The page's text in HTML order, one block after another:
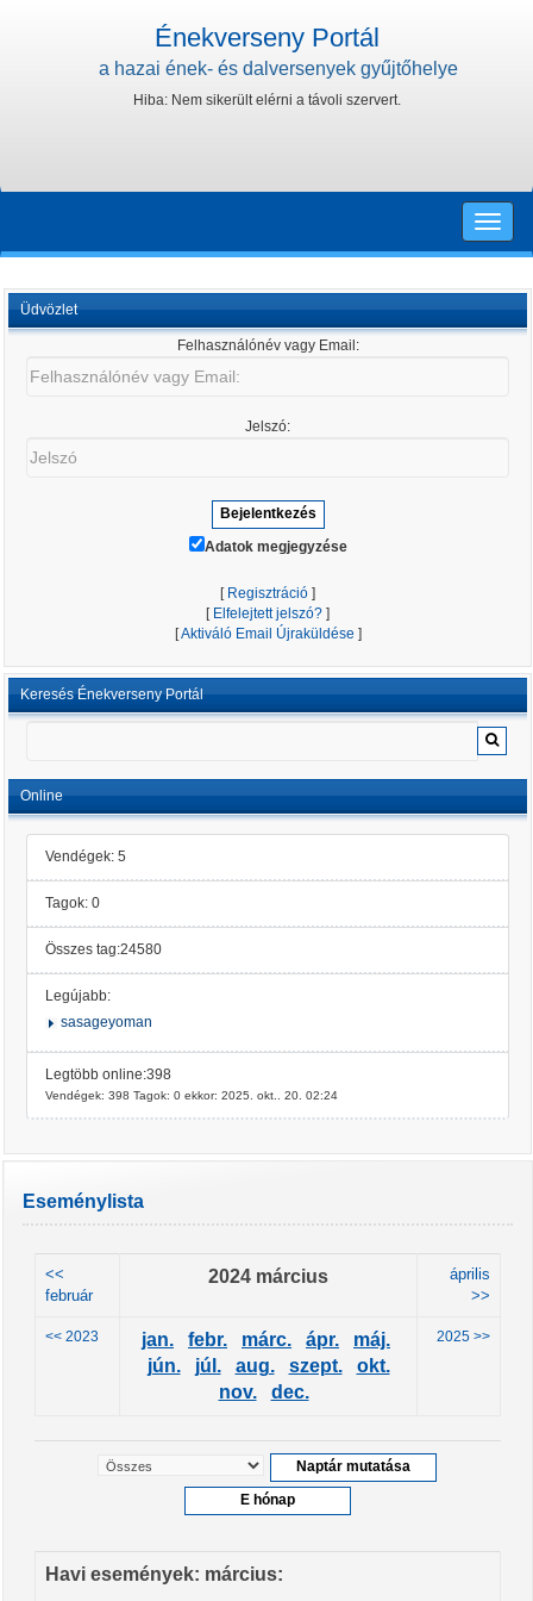
Énekverseny Portál
a hazai ének- és dalversenyek gyűjtőhelye
Hiba: Nem sikerült elérni a távoli szervert.
Toggle
Üdvözlet
Felhasználónév vagy Email:
Jelszó:
Adatok megjegyzése
[ Regisztráció ]
[ Elfelejtett jelszó? ]
[Aktiváló Email Újraküldése ]
Keresés Énekverseny Portál
Online
Vendégek: 5
Tagok: 0
Összes tag:24580
Legújabb:
sasageyoman
Legtöbb online:398
Vendégek: 398 Tagok: 0 ekkor: 2025. okt.. 20. 02:24
Eseménylista
<<
február
2024 március
április
>>
<< 2023 jan. febr. márc. ápr.
máj.
jún.
júl. aug. szept.
okt.
nov.
dec.
2025 >>
Havi események: március: